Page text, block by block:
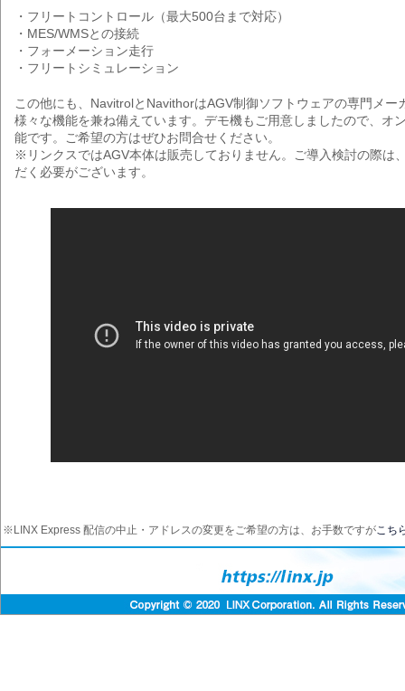
・フリートコントロール（最大500台まで対応）
・MES/WMSとの接続
・フォーメーション走行
・フリートシミュレーション
この他にも、NavitrolとNavithorはAGV制御ソフトウェアの専門メー
様々な機能を兼ね備えています。デモ機もご用意しましたので、オ
能です。ご希望の方はぜひお問合せください。
※リンクスではAGV本体は販売しておりません。ご導入検討の際は
だく必要がございます。
※LINX Express 配信の中止・アドレスの変更をご希望の方は、お手数ですがこち